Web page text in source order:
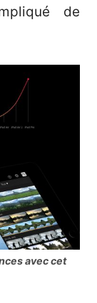
de
avec cet